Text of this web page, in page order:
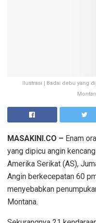
Ilustrasi | Badai debu yang
MASAKINI.CO – Enam
yang dipicu angin
Amerika Serikat (AS),
Angin berkecepatan 60
menyebabkan
Montana.